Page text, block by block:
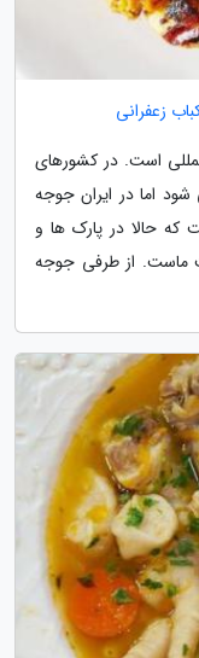
زعفرانی
است. در کشورهای
اما در ایران جوجه
که حالا در پارک ها و
ماست. از طرفی جوجه